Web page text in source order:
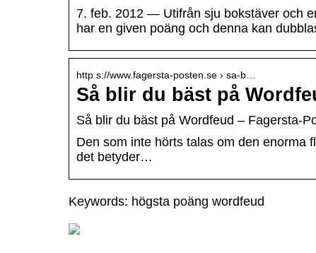
7. feb. 2012 — Utifrån sju bokstäver och
har en given poäng och denna kan
http s://www.fagersta-posten.se › sa-b…
Så blir du bäst på
Så blir du bäst på Wordfeud – Fagersta-
Den som inte hörts talas om den enorma
det betyder…
Keywords: högsta poäng wordfeud